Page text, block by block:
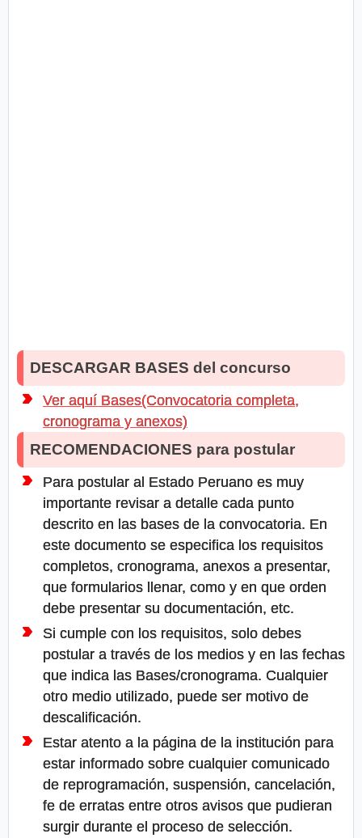
DESCARGAR BASES del concurso
Ver aquí Bases(Convocatoria completa,
cronograma y anexos)
RECOMENDACIONES para postular
Para postular al Estado Peruano es muy
importante revisar a detalle cada punto
descrito en las bases de la convocatoria. En
este documento se especifica los requisitos
completos, cronograma, anexos a presentar,
que formularios llenar, como y en que orden
debe presentar su documentación, etc.
Si cumple con los requisitos, solo debes
postular a través de los medios y en las fechas
que indica las Bases/cronograma. Cualquier
otro medio utilizado, puede ser motivo de
descalificación.
Estar atento a la página de la institución para
estar informado sobre cualquier comunicado
de reprogramación, suspensión, cancelación,
fe de erratas entre otros avisos que pudieran
surgir durante el proceso de selección.